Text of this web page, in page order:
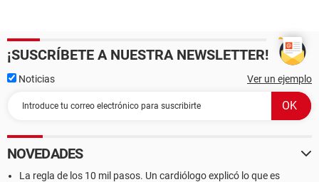
¡SUSCRÍBETE A NUESTRA NEWSLETTER!
Noticias Ver un ejemplo
NOVEDADES
La regla de los 10 mil pasos. Un cardiólogo explicó lo que es